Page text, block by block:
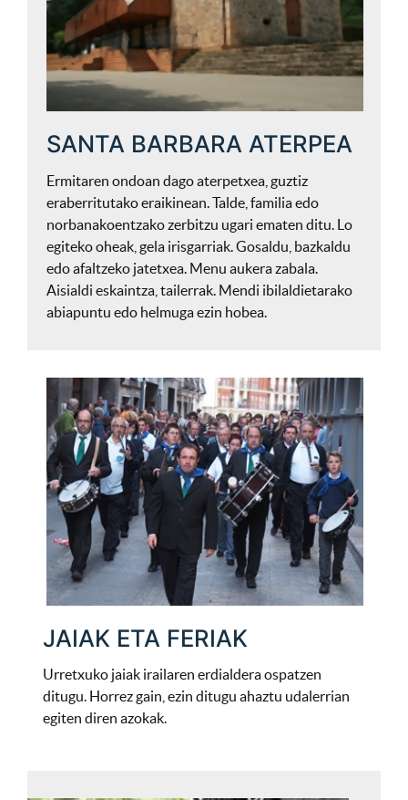
SANTA BARBARA ATERPEA
Ermitaren ondoan dago aterpetxea, guztiz
eraberritutako eraikinean. Talde, familia edo
norbanakoentzako zerbitzu ugari ematen ditu. Lo
egiteko oheak, gela irisgarriak. Gosaldu, bazkaldu
edo afaltzeko jatetxea. Menu aukera zabala.
Aisialdi eskaintza, tailerrak. Mendi ibilaldietarako
abiapuntu edo helmuga ezin hobea.
JAIAK ETA FERIAK
Urretxuko jaiak irailaren erdialdera ospatzen
ditugu. Horrez gain, ezin ditugu ahaztu udalerrian
egiten diren azokak.